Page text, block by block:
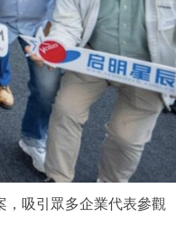
，吸引眾多企業代表參觀